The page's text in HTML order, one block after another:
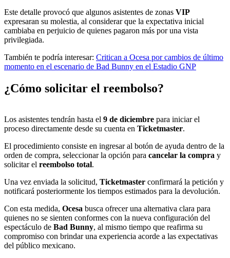
Este detalle provocó que algunos asistentes de zonas VIP
expresaran su molestia, al considerar que la expectativa inicial
cambiaba en perjuicio de quienes pagaron más por una vista
privilegiada.
También te podría interesar: Critican a Ocesa por cambios de último
momento en el escenario de Bad Bunny en el Estadio GNP
¿Cómo solicitar el reembolso?
Los asistentes tendrán hasta el 9 de diciembre para iniciar el
proceso directamente desde su cuenta en Ticketmaster.
El procedimiento consiste en ingresar al botón de ayuda dentro de la
orden de compra, seleccionar la opción para cancelar la compra y
solicitar el reembolso total.
Una vez enviada la solicitud, Ticketmaster confirmará la petición y
notificará posteriormente los tiempos estimados para la devolución.
Con esta medida, Ocesa busca ofrecer una alternativa clara para
quienes no se sienten conformes con la nueva configuración del
espectáculo de Bad Bunny, al mismo tiempo que reafirma su
compromiso con brindar una experiencia acorde a las expectativas
del público mexicano.